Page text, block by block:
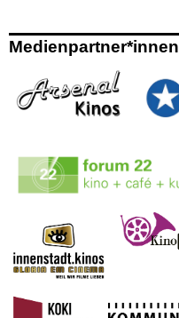
Medienpartner*innen